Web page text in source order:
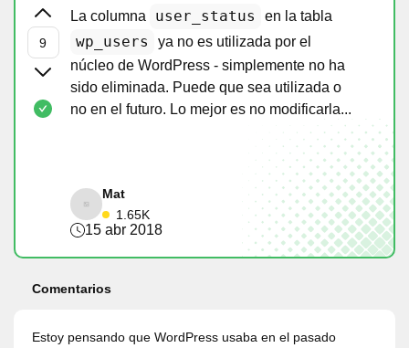
La columna user_status en la tabla
wp_users
ya no es utilizada por el
núcleo de WordPress - simplemente no ha
sido eliminada. Puede que sea utilizada o
no en el futuro. Lo mejor es no modificarla...
Mat
1.65K
15 abr 2018
Comentarios
Estoy pensando que WordPress usaba en el pasado